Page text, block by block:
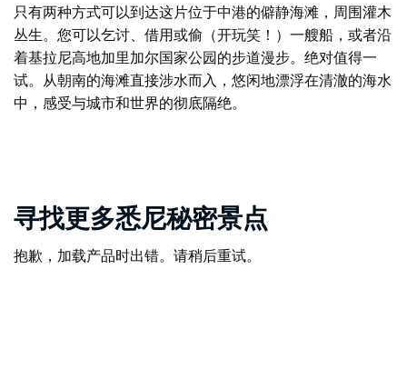
只有两种方式可以到达这片位于中港的僻静海滩， 周围灌木
丛生。您可以乞讨、借用或偷（开玩笑！）一艘船，或者沿
着基拉尼高地加里加尔国家公园的步道漫步。绝对值得一
试。从朝南的海滩直接涉水而入，悠闲地漂浮在清澈的海水
中，感受与城市和世界的彻底隔绝。
寻找更多悉尼秘密景点
抱歉，加载产品时出错。请稍后重试。